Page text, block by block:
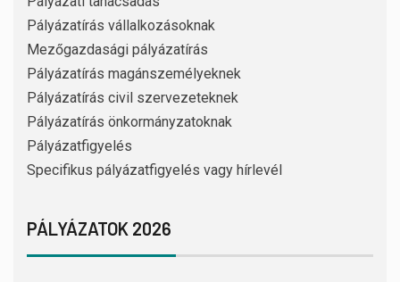
Pályázatírás vállalkozásoknak
Mezőgazdasági pályázatírás
Pályázatírás magánszemélyeknek
Pályázatírás civil szervezeteknek
Pályázatírás önkormányzatoknak
Pályázatfigyelés
Specifikus pályázatfigyelés vagy hírlevél
PÁLYÁZATOK 2026